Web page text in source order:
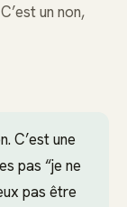
un non,
C’est une
pas “je ne
pas être